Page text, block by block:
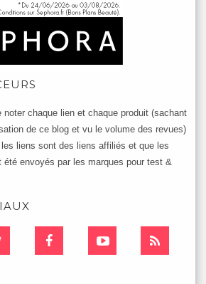
noter chaque lien et chaque produit (sachant
de ce blog et vu le volume des revues)
liens sont des liens affiliés et que les
été envoyés par les marques pour test &